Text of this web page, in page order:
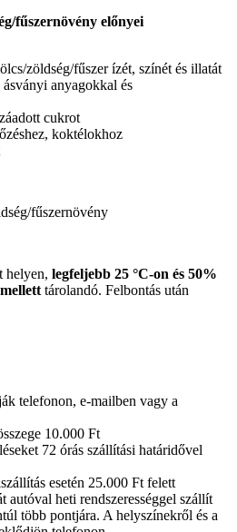
fűszernövény előnyei
zöldség/fűszer ízét, színét és illatát
anyagokkal és
cukrot
koktélokhoz
fűszernövény
helyen, legfeljebb 25 °C-on és 50%
tárolandó. Felbontás után
telefonon, e-mailben vagy a
10.000 Ft
72 órás szállítási határidővel
esetén 25.000 Ft felett
autóval heti rendszerességgel szállít
több pontjára. A helyszínekről és a